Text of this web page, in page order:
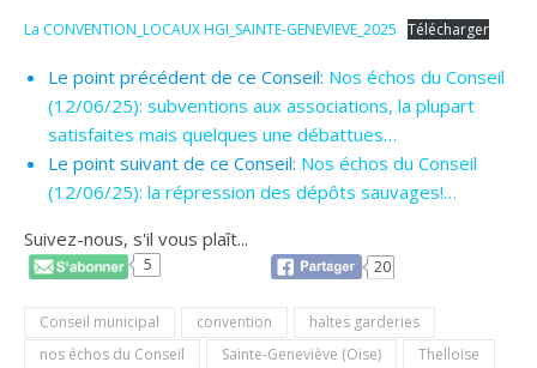
La CONVENTION_LOCAUX HGI_SAINTE-GENEVIEVE_2025 Télécharger
Le point précédent de ce Conseil: Nos échos du Conseil
(12/06/25): subventions aux associations, la plupart
satisfaites mais quelques une débattues…
Le point suivant de ce Conseil: Nos échos du Conseil
(12/06/25): la répression des dépôts sauvages!…
Suivez-nous, s'il vous plaît...
5 20
Conseil municipal convention
haltes garderies
nos échos du Conseil
Sainte-Geneviève (Oise) Thelloise